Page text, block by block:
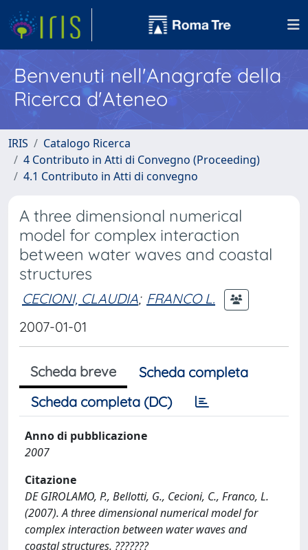
Benvenuti nell'Anagrafe della
Ricerca d'Ateneo
IRIS
Catalogo Ricerca
4 Contributo in Atti di Convegno (Proceeding)
4.1 Contributo in Atti di convegno
A three dimensional numerical
model for complex interaction
between water waves and coastal
structures
CECIONI, CLAUDIA; FRANCO L.
2007-01-01
Scheda breve
Scheda completa
Scheda completa (DC)
Anno di pubblicazione
2007
Citazione
DE GIROLAMO, P., Bellotti, G., Cecioni, C., Franco, L.
(2007). A three dimensional numerical model for
complex interaction between water waves and
coastal structures. ???????